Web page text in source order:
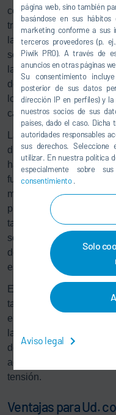
página web, sino también
basándose en sus
marketing conforme a sus
terceros proveedores (p.
Piwik PRO). A través de
anuncios en otras páginas
Su consentimiento
posterior de sus datos
dirección IP en perfiles) y
nuestros socios de sus
países, dado el caso. Dicha
autoridades responsables
sus derechos. Seleccione
utilizar. En nuestra política
especialmente sobre
consentimiento.
Solo
Aviso legal
colector. En lugar de
través del pulverizador.
la pintura restante del
se conduce a una tolva
lavado, de la tolva salen
de pintura. Por el
los medios generados
cambiador de color o el
La campana del
directamente en el box y
hay esteras filtrantes
fuera y al mismo tiempo
medio de lavado fluye
problemas a través de
también se lave. Al
se evita por completo el
descarga. Después de
esteras filtrantes.
El box se integra
también es adecuado
emite hasta un 60 %
lavado. En combinación
de Dürr, EcoBell
además la máxima
tensión.
Ventajas para Ud.